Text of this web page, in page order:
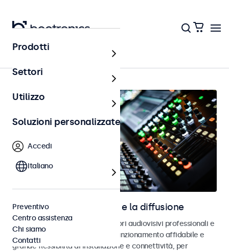
Home
Monitor per l’audiovisivo e la diffusione
Monitor progettati per integratori audiovisivi professionali e
ambienti di studio. Offrono un funzionamento affidabile e
grande flessibilità di installazione e connettività, per
Prodotti
Settori
Utilizzo
Soluzioni personalizzate
Accedi
Italiano
Preventivo
Centro assistenza
Chi siamo
Contatti